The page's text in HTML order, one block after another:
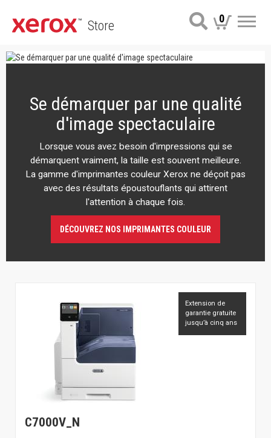
Store 0
Se démarquer par une qualité
d'image spectaculaire
Lorsque vous avez besoin d'impressions qui se
démarquent vraiment, la taille est souvent meilleure.
La gamme d'imprimantes couleur Xerox ne déçoit pas
avec des résultats époustouflants qui attirent
l'attention à chaque fois.
DÉCOUVREZ NOS IMPRIMANTES COULEUR
Extension de
garantie gratuite
jusqu’à cinq ans
C7000V_N